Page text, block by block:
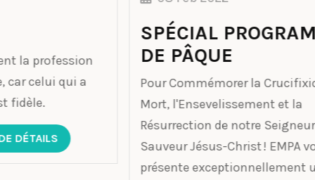
SPÉCIAL PROGRAMME
DE PÂQUE
Pour Commémorer la Crucifixion, la
Mort, l'Ensevelissement et la
Résurrection de notre Seigneur
Sauveur Jésus-Christ ! EMPA vous
présente exceptionnellement un